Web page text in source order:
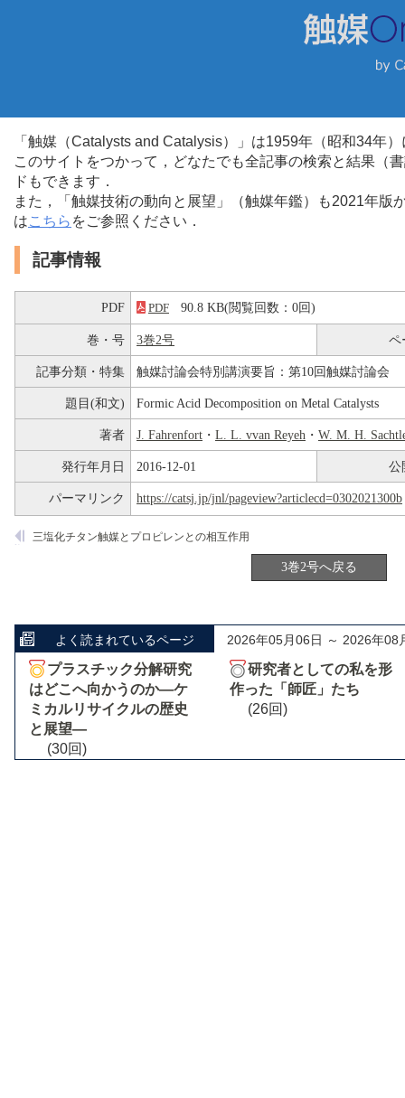
「触媒（Catalysts and Catalysis）」は1959年（昭和34年
このサイトをつかって，どなたでも全記事の検索と結果（
ドもできます．
また，「触媒技術の動向と展望」（触媒年鑑）も2021年
はこちら をご参照ください．
記事情報
PDF PDF 90.8 KB(閲覧回数：0回)
巻・号 3巻2号 ペ
記事分類・特集 触媒討論会特別講演要旨：第10回触媒討論会
題目(和文) Formic Acid Decomposition on Metal Catalysts
著者 J. Fahrenfort ・ L. L. vvan Reyeh ・ W. M. H.
発行年月日 2016-12-01 公
パーマリンク https://catsj.jp/jnl/pageview?articlecd=0302021300b
三塩化チタン触媒とプロピレンとの相互作用
3巻2号へ戻る
よく読まれているページ 2026年05月06日 ～ 2026年08
プラスチック分解研究
はどこへ向かうのか―ケ
ミカルリサイクルの歴史
と展望―
(30回)
研究者としての私を形
作った「師匠」たち
(26回)